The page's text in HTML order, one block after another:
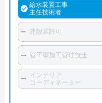
給水装置工事
主任技術者
建設業許可
管工事施工管理技士
インテリア
コーディネーター